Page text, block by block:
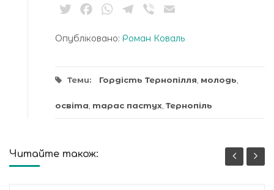
TwitterFacebookWhatsApp
Telegram
Viber
Опубліковано: Роман Коваль
Теми: Гордість Тернопілля, молодь,
освіта, тарас пастух, Тернопіль
Читайте також: